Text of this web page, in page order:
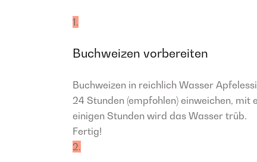
1.
Buchweizen vorbereiten
Buchweizen in reichlich Wasser
24 Stunden (empfohlen) einweichen,
einigen Stunden wird das Wasser trüb.
Fertig!
2.